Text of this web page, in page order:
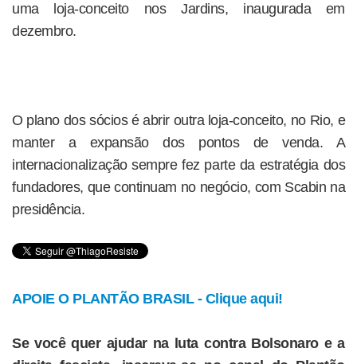
uma loja-conceito nos Jardins, inaugurada em
dezembro.
O plano dos sócios é abrir outra loja-conceito, no Rio, e
manter a expansão dos pontos de venda. A
internacionalização sempre fez parte da estratégia dos
fundadores, que continuam no negócio, com Scabin na
presidência.
APOIE O PLANTÃO BRASIL - Clique aqui!
Se você quer ajudar na luta contra Bolsonaro e a